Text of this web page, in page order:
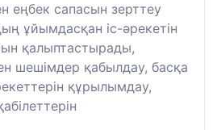
еңбек сапасын зерттеу
ұйымдасқан іс-әрекетін
қалыптастырады,
шешімдер қабылдау, басқа
құрылымдау,